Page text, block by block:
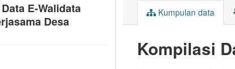
E-Walidata
Desa
Kumpulan data
Kompilasi